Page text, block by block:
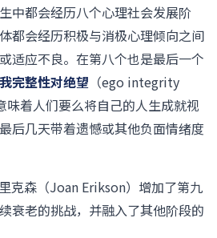
中都会经历八个心理社会发展阶
都会经历积极与消极心理倾向之间
适应不良。在第八个也是最后一个
完整性对绝望 （ego integrity
着人们要么将自己的人生成就视
后几天带着遗憾或其他负面情绪度
克森（Joan Erikson）增加了第九
衰老的挑战，并融入了其他阶段的